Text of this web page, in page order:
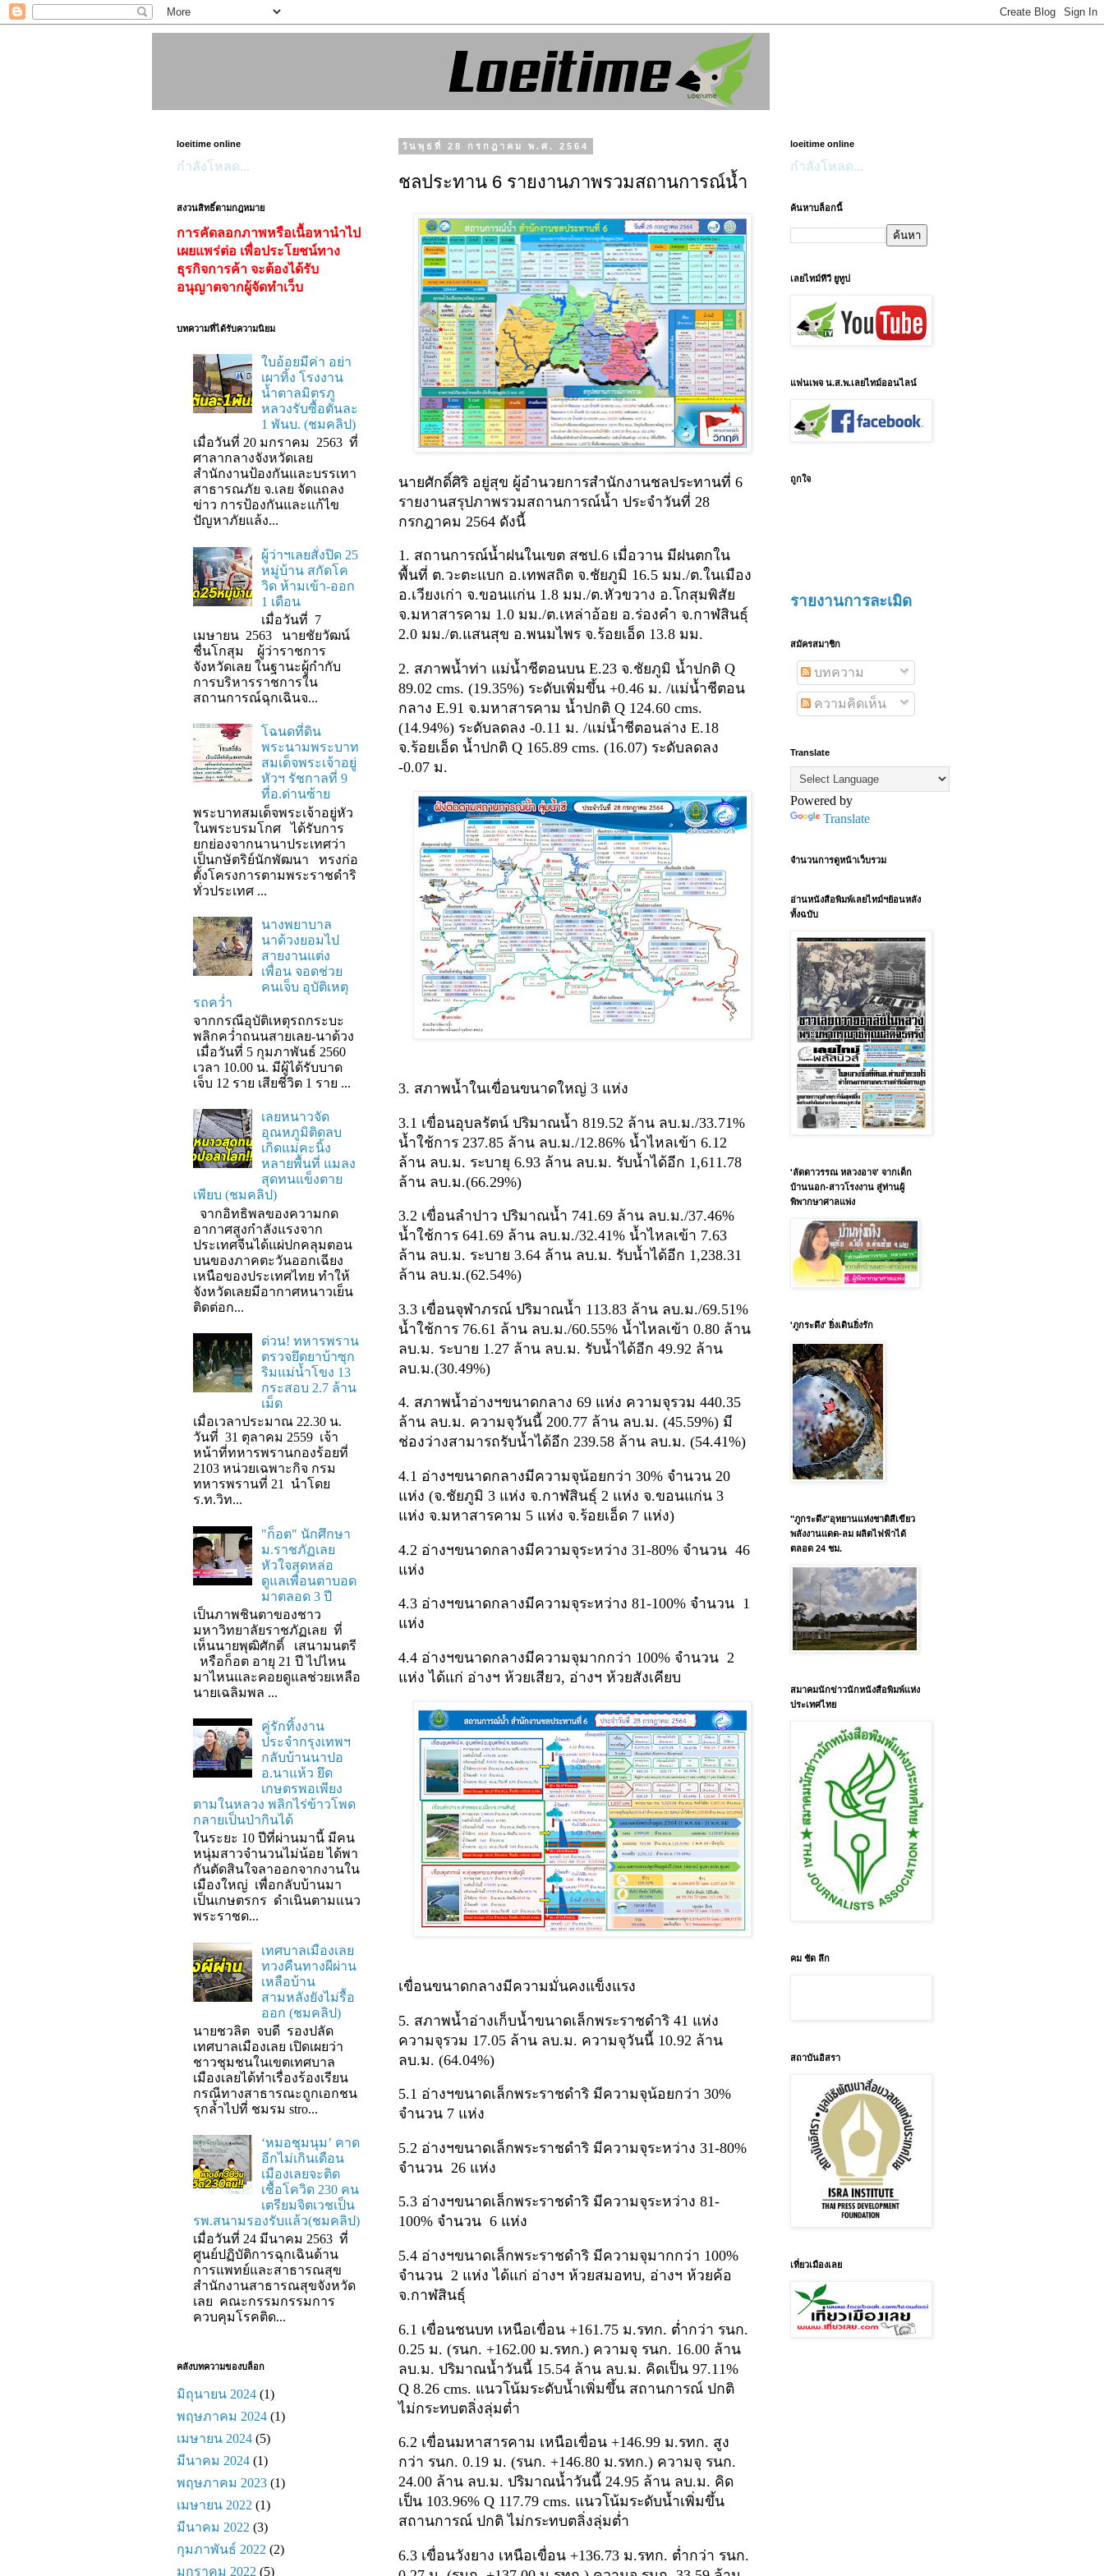
วันพุธที่ 28 กรกฎาคม พ.ศ. 2564
ชลประทาน 6 รายงานภาพรวมสถานการณ์น้ำ
นายศักดิ์ศิริ อยู่สุข ผู้อำนวยการสำนักงานชลประทานที่ 6
รายงานสรุปภาพรวมสถานการณ์น้ำ ประจำวันที่ 28
กรกฎาคม 2564 ดังนี้
1. สถานการณ์น้ำฝนในเขต สชป.6 เมื่อวาน มีฝนตกใน
พื้นที่ ต.วะตะแบก อ.เทพสถิต จ.ชัยภูมิ 16.5 มม./ต.ในเมือง
อ.เวียงเก่า จ.ขอนแก่น 1.8 มม./ต.หัวขวาง อ.โกสุมพิสัย
จ.มหาสารคาม 1.0 มม./ต.เหล่าอ้อย อ.ร่องคำ จ.กาฬสินธุ์
2.0 มม./ต.แสนสุข อ.พนมไพร จ.ร้อยเอ็ด 13.8 มม.
2. สภาพน้ำท่า แม่น้ำชีตอนบน E.23 จ.ชัยภูมิ น้ำปกติ Q
89.02 cms. (19.35%) ระดับเพิ่มขึ้น +0.46 ม. /แม่น้ำชีตอน
กลาง E.91 จ.มหาสารคาม น้ำปกติ Q 124.60 cms.
(14.94%) ระดับลดลง -0.11 ม. /แม่น้ำชีตอนล่าง E.18
จ.ร้อยเอ็ด น้ำปกติ Q 165.89 cms. (16.07) ระดับลดลง
-0.07 ม.
3. สภาพน้ำในเขื่อนขนาดใหญ่ 3 แห่ง
3.1 เขื่อนอุบลรัตน์ ปริมาณน้ำ 819.52 ล้าน ลบ.ม./33.71%
น้ำใช้การ 237.85 ล้าน ลบ.ม./12.86% น้ำไหลเข้า 6.12
ล้าน ลบ.ม. ระบายุ 6.93 ล้าน ลบ.ม. รับน้ำได้อีก 1,611.78
ล้าน ลบ.ม.(66.29%)
3.2 เขื่อนลำปาว ปริมาณน้ำ 741.69 ล้าน ลบ.ม./37.46%
น้ำใช้การ 641.69 ล้าน ลบ.ม./32.41% น้ำไหลเข้า 7.63
ล้าน ลบ.ม. ระบาย 3.64 ล้าน ลบ.ม. รับน้ำได้อีก 1,238.31
ล้าน ลบ.ม.(62.54%)
3.3 เขื่อนจุฬาภรณ์ ปริมาณน้ำ 113.83 ล้าน ลบ.ม./69.51%
น้ำใช้การ 76.61 ล้าน ลบ.ม./60.55% น้ำไหลเข้า 0.80 ล้าน
ลบ.ม. ระบาย 1.27 ล้าน ลบ.ม. รับน้ำได้อีก 49.92 ล้าน
ลบ.ม.(30.49%)
4. สภาพน้ำอ่างฯขนาดกลาง 69 แห่ง ความจุรวม 440.35
ล้าน ลบ.ม. ความจุวันนี้ 200.77 ล้าน ลบ.ม. (45.59%) มี
ช่องว่างสามารถรับน้ำได้อีก 239.58 ล้าน ลบ.ม. (54.41%)
4.1 อ่างฯขนาดกลางมีความจุน้อยกว่า 30% จำนวน 20
แห่ง (จ.ชัยภูมิ 3 แห่ง จ.กาฬสินธุ์ 2 แห่ง จ.ขอนแก่น 3
แห่ง จ.มหาสารคาม 5 แห่ง จ.ร้อยเอ็ด 7 แห่ง)
4.2 อ่างฯขนาดกลางมีความจุระหว่าง 31-80% จำนวน 46
แห่ง
4.3 อ่างฯขนาดกลางมีความจุระหว่าง 81-100% จำนวน 1
แห่ง
4.4 อ่างฯขนาดกลางมีความจุมากกว่า 100% จำนวน 2
แห่ง ได้แก่ อ่างฯ ห้วยเสียว, อ่างฯ ห้วยสังเคียบ
เขื่อนขนาดกลางมีความมั่นคงแข็งแรง
5. สภาพน้ำอ่างเก็บน้ำขนาดเล็กพระราชดำริ 41 แห่ง
ความจุรวม 17.05 ล้าน ลบ.ม. ความจุวันนี้ 10.92 ล้าน
ลบ.ม. (64.04%)
5.1 อ่างฯขนาดเล็กพระราชดำริ มีความจุน้อยกว่า 30%
จำนวน 7 แห่ง
5.2 อ่างฯขนาดเล็กพระราชดำริ มีความจุระหว่าง 31-80%
จำนวน 26 แห่ง
5.3 อ่างฯขนาดเล็กพระราชดำริ มีความจุระหว่าง 81-
100% จำนวน 6 แห่ง
5.4 อ่างฯขนาดเล็กพระราชดำริ มีความจุมากกว่า 100%
จำนวน 2 แห่ง ได้แก่ อ่างฯ ห้วยสมอทบ, อ่างฯ ห้วยค้อ
จ.กาฬสินธุ์
6.1 เขื่อนชนบท เหนือเขื่อน +161.75 ม.รทก. ต่ำกว่า รนก.
0.25 ม. (รนก. +162.00 ม.รทก.) ความจุ รนก. 16.00 ล้าน
ลบ.ม. ปริมาณน้ำวันนี้ 15.54 ล้าน ลบ.ม. คิดเป็น 97.11%
Q 8.26 cms. แนวโน้มระดับน้ำเพิ่มขึ้น สถานการณ์ ปกติ
ไม่กระทบตลิ่งลุ่มต่ำ
6.2 เขื่อนมหาสารคาม เหนือเขื่อน +146.99 ม.รทก. สูง
กว่า รนก. 0.19 ม. (รนก. +146.80 ม.รทก.) ความจุ รนก.
24.00 ล้าน ลบ.ม. ปริมาณน้ำวันนี้ 24.95 ล้าน ลบ.ม. คิด
เป็น 103.96% Q 117.79 cms. แนวโน้มระดับน้ำเพิ่มขึ้น
สถานการณ์ ปกติ ไม่กระทบตลิ่งลุ่มต่ำ
6.3 เขื่อนวังยาง เหนือเขื่อน +136.73 ม.รทก. ต่ำกว่า รนก.
loeitime online
กำลังโหลด...
สงวนสิทธิ์ตามกฎหมาย
การคัดลอกภาพหรือเนื้อหานำไป
เผยแพร่ต่อ เพื่อประโยชน์ทาง
ธุรกิจการค้า จะต้องได้รับ
อนุญาตจากผู้จัดทำเว็บ
บทความที่ได้รับความนิยม
ใบอ้อยมีค่า อย่า
เผาทิ้ง โรงงาน
น้ำตาลมิตรภู
หลวงรับซื้อตันละ
1 พันบ. (ชมคลิป)
เมื่อวันที่ 20 มกราคม 2563 ที่
ศาลากลางจังหวัดเลย
สำนักงานป้องกันและบรรเทา
สาธารณภัย จ.เลย จัดแถลง
ข่าว การป้องกันและแก้ไข
ปัญหาภัยแล้ง...
ผู้ว่าฯเลยสั่งปิด 25
หมู่บ้าน สกัดโค
วิด ห้ามเข้า-ออก
1 เดือน
เมื่อวันที่ 7
เมษายน 2563 นายชัยวัฒน์
ชื่นโกสุม ผู้ว่าราชการ
จังหวัดเลย ในฐานะผู้กํากับ
การบริหารราชการใน
สถานการณ์ฉุกเฉินจ...
โฉนดที่ดิน
พระนามพระบาท
สมเด็จพระเจ้าอยู่
หัวฯ รัชกาลที่ 9
ที่อ.ด่านซ้าย
พระบาทสมเด็จพระเจ้าอยู่หัว
ในพระบรมโกศ ได้รับการ
ยกย่องจากนานาประเทศว่า
เป็นกษัตริย์นักพัฒนา ทรงก่อ
ตั้งโครงการตามพระราชดำริ
ทั่วประเทศ ...
นางพยาบาล
นาด้วงยอมไป
สายงานแต่ง
เพื่อน จอดช่วย
คนเจ็บ อุบัติเหตุ
รถคว่ำ
จากกรณีอุบัติเหตุรถกระบะ
พลิกคว่ำถนนสายเลย-นาด้วง
เมื่อวันที่ 5 กุมภาพันธ์ 2560
เวลา 10.00 น. มีผู้ได้รับบาด
เจ็บ 12 ราย เสียชีวิต 1 ราย ...
เลยหนาวจัด
อุณหภูมิติดลบ
เกิดแม่คะนิ้ง
หลายพื้นที่ แมลง
สุดทนแข็งตาย
เพียบ (ชมคลิป)
จากอิทธิพลของความกด
อากาศสูงกำลังแรงจาก
ประเทศจีนได้แผ่ปกคลุมตอน
บนของภาคตะวันออกเฉียง
เหนือของประเทศไทย ทำให้
จังหวัดเลยมีอากาศหนาวเย็น
ติดต่อก...
ด่วน! ทหารพราน
ตรวจยึดยาบ้าซุก
ริมแม่น้ำโขง 13
กระสอบ 2.7 ล้าน
เม็ด
เมื่อเวลาประมาณ 22.30 น.
วันที่ 31 ตุลาคม 2559 เจ้า
หน้าที่ทหารพรานกองร้อยที่
2103 หน่วยเฉพาะกิจ กรม
ทหารพรานที่ 21 นำโดย
ร.ท.วิท...
"ก็อต" นักศึกษา
ม.ราชภัฏเลย
หัวใจสุดหล่อ
ดูแลเพื่อนตาบอด
มาตลอด 3 ปี
เป็นภาพชินตาของชาว
มหาวิทยาลัยราชภัฏเลย ที่
เห็นนายพุฒิศักดิ์ เสนามนตรี
หรือก็อต อายุ 21 ปี ไปไหน
มาไหนและคอยดูแลช่วยเหลือ
นายเฉลิมพล ...
คู่รักทิ้งงาน
ประจำกรุงเทพฯ
กลับบ้านนาปอ
อ.นาแห้ว ยึด
เกษตรพอเพียง
ตามในหลวง พลิกไร่ข้าวโพด
กลายเป็นป่ากินได้
ในระยะ 10 ปีที่ผ่านมานี้ มีคน
หนุ่มสาวจำนวนไม่น้อย ได้พา
กันตัดสินใจลาออกจากงานใน
เมืองใหญ่ เพื่อกลับบ้านมา
เป็นเกษตรกร ดำเนินตามแนว
พระราชด...
เทศบาลเมืองเลย
ทวงคืนทางผีผ่าน
เหลือบ้าน
สามหลังยังไม่รื้อ
ออก (ชมคลิป)
นายชวลิต จบดี รองปลัด
เทศบาลเมืองเลย เปิดเผยว่า
ชาวชุมชนในเขตเทศบาล
เมืองเลยได้ทำเรื่องร้องเรียน
กรณีทางสาธารณะถูกเอกชน
รุกล้ำไปที่ ชมรม stro...
‘หมอชุมนุม’ คาด
อีกไม่เกินเดือน
เมืองเลยจะติด
เชื้อโควิด 230 คน
เตรียมจิตเวชเป็น
รพ.สนามรองรับแล้ว(ชมคลิป)
เมื่อวันที่ 24 มีนาคม 2563 ที่
ศูนย์ปฏิบัติการฉุกเฉินด้าน
การแพทย์และสาธารณสุข
สำนักงานสาธารณสุขจังหวัด
เลย คณะกรรมกรรมการ
ควบคุมโรคติด...
คลังบทความของบล็อก
มิถุนายน 2024 (1)
พฤษภาคม 2024 (1)
เมษายน 2024 (5)
มีนาคม 2024 (1)
พฤษภาคม 2023 (1)
เมษายน 2022 (1)
มีนาคม 2022 (3)
กุมภาพันธ์ 2022 (2)
มกราคม 2022 (5)
loeitime online
กำลังโหลด...
ค้นหาบล็อกนี้
เลยไทม์ทีวี ยูทูป
แฟนเพจ น.ส.พ.เลยไทม์ออนไลน์
ถูกใจ
รายงานการละเมิด
สมัครสมาชิก
บทความ
ความคิดเห็น
Translate
Powered by
Translate
จำนวนการดูหน้าเว็บรวม
อ่านหนังสือพิมพ์เลยไทม์ฯย้อนหลัง
ทั้งฉบับ
'ลัดดาวรรณ หลวงอาจ' จากเด็ก
บ้านนอก-สาวโรงงาน สู่ท่านผู้
พิพากษาศาลแพ่ง
'ภูกระดึง' ยิ่งเดินยิ่งรัก
"ภูกระดึง"อุทยานแห่งชาติสีเขียว
พลังงานแดด-ลม ผลิตไฟฟ้าได้
ตลอด 24 ชม.
สมาคมนักข่าวนักหนังสือพิมพ์แห่ง
ประเทศไทย
คม ชัด ลึก
สถาบันอิสรา
เที่ยวเมืองเลย